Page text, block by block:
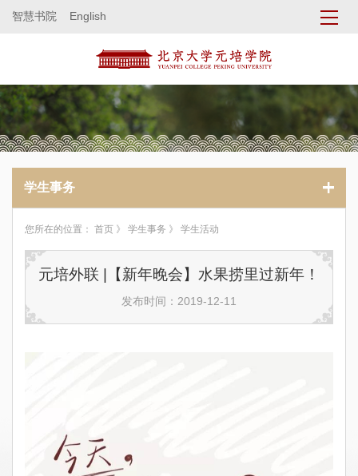
智慧书院 English
学生事务
您所在的位置： 首页 》 学生事务 》 学生活动
元培外联 |【新年晚会】水果捞里过新年！
发布时间：2019-12-11